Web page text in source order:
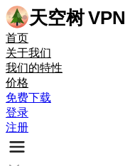
天空树VPN
首页
关于我们
我们的特性
价格
免费下载
登录
注册